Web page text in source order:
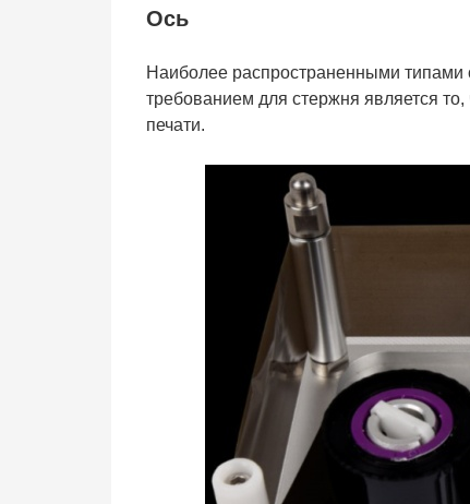
Ось
Наиболее распространенными
требованием для стержня является
печати.